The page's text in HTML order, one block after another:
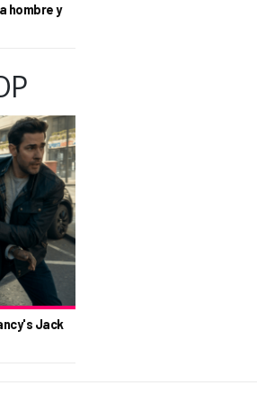
hombre y
Jack